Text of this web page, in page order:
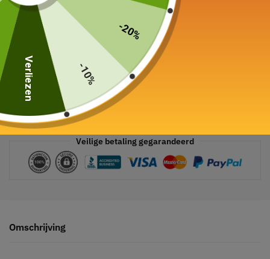
Veilige betaling gegarandeerd
Omschrijving
-20%
-10%
Verliezen